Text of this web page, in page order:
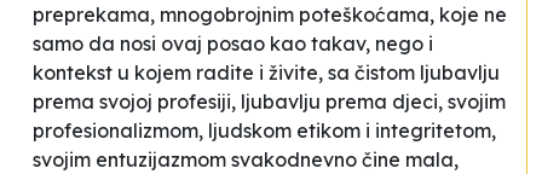
preprekama, mnogobrojnim poteškoćama, koje ne
samo da nosi ovaj posao kao takav, nego i
kontekst u kojem radite i živite, sa čistom ljubavlju
prema svojoj profesiji, ljubavlju prema djeci, svojim
profesionalizmom, ljudskom etikom i integritetom,
svojim entuzijazmom svakodnevno čine mala,